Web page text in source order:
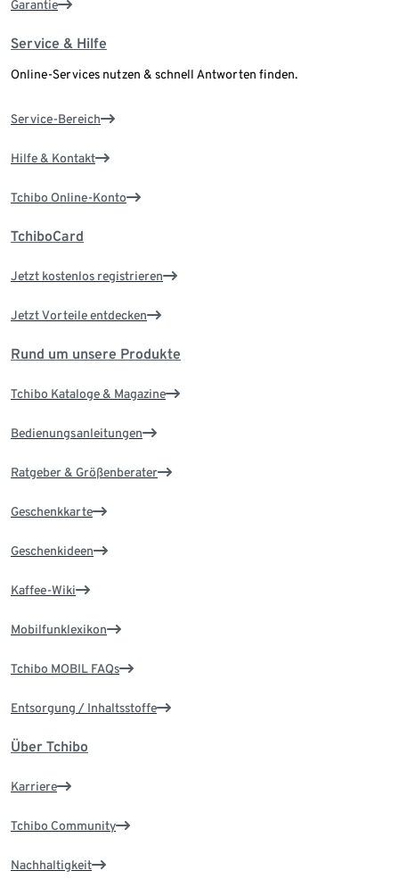
Garantie
Service & Hilfe
Online-Services nutzen & schnell Antworten finden.
Service-Bereich
Hilfe & Kontakt
Tchibo Online-Konto
TchiboCard
Jetzt kostenlos registrieren
Jetzt Vorteile entdecken
Rund um unsere Produkte
Tchibo Kataloge & Magazine
Bedienungsanleitungen
Ratgeber & Größenberater
Geschenkkarte
Geschenkideen
Kaffee-Wiki
Mobilfunklexikon
Tchibo MOBIL FAQs
Entsorgung / Inhaltsstoffe
Über Tchibo
Karriere
Tchibo Community
Nachhaltigkeit